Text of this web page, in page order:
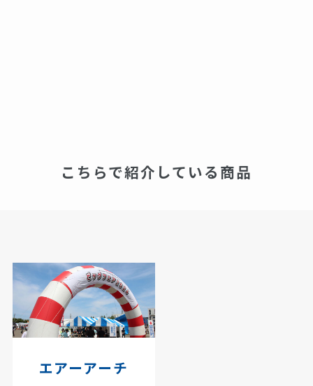
こちらで紹介している商品
エアーアーチ